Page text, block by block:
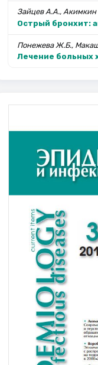
Зайцев А.А., Акимкин
Острый бронхит:
Понежева Ж.Б.,
Лечение больных